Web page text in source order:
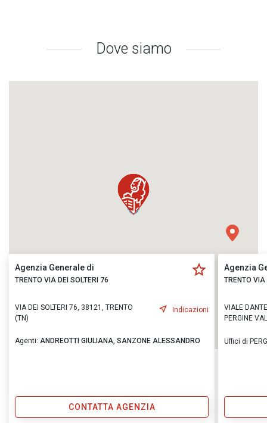
Dove siamo
Agenzia Generale di
TRENTO VIA DEI SOLTERI 76
VIA DEI SOLTERI 76, 38121, TRENTO
(TN)
Indicazioni
Agenti: ANDREOTTI GIULIANA, SANZONE ALESSANDRO
CONTATTA AGENZIA
Agenzia
TRENTO VIA
VIALE
PERGINE
Uffici di